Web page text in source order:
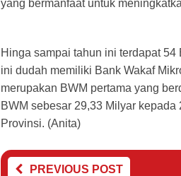
yang bermanfaat untuk
Hinga sampai tahun ini terdapat
ini dudah memiliki Bank Wakaf
merupakan BWM pertama yang
BWM sebesar 29,33 Milyar
Provinsi. (Anita)
PREVIOUS POST